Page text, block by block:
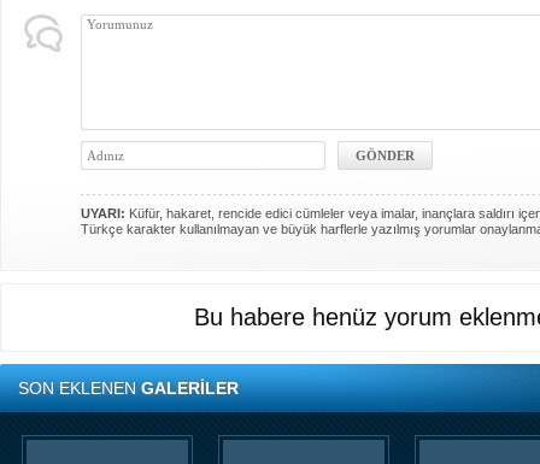
UYARI: Küfür, hakaret, rencide edici cümleler veya imalar, inançlara saldırı
Türkçe karakter kullanılmayan ve büyük harflerle yazılmış yorumlar
Bu habere henüz yorum
SON EKLENENGALERİLER